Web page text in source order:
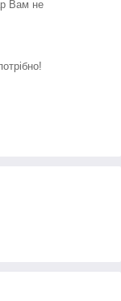
Вам не